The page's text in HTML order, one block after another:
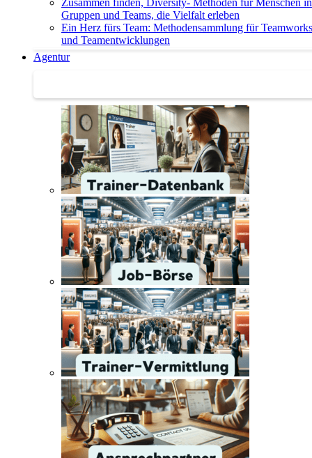
Zusammen finden, Diversity- Methoden für Menschen in
Gruppen und Teams, die Vielfalt erleben
Ein Herz fürs Team: Methodensammlung für
und Teamentwicklungen
Agentur